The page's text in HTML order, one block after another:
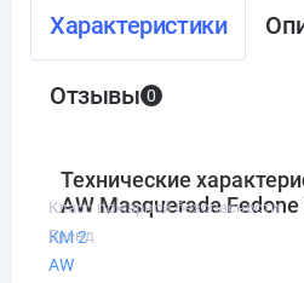
Характеристики
Отзывы 0
Технические
AW Masquerade Fedone
Класс пожарной безопасности
КМ 2
Бренд
AW